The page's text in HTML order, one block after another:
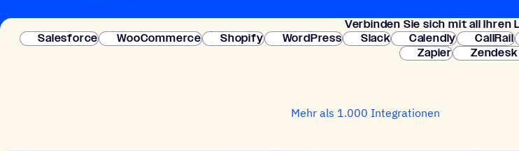
Verbin­den Sie sich mit all Ihren
Salesforce
WooCommerce Shopify WordPress Slack Calendly CallRail
Zapier
Mehr als 1.000 Integrationen